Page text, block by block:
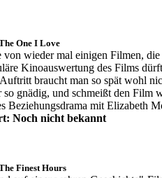
One I Love
von wieder mal einigen Filmen,
Kinoauswertung des Films
braucht man so spät wohl
so gnädig, und schmeißt den Film
Beziehungsdrama mit Elizabeth
Noch nicht bekannt
Finest Hours